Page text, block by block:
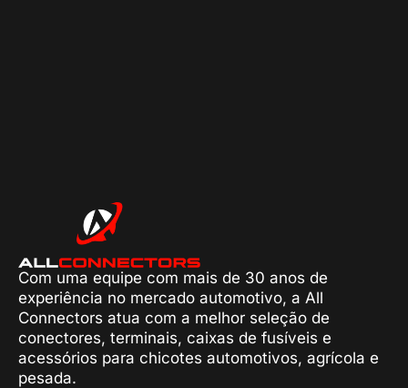
Com uma equipe com mais de 30 anos de
experiência no mercado automotivo, a All
Connectors atua com a melhor seleção de
conectores, terminais, caixas de fusíveis e
acessórios para chicotes automotivos, agrícola e
pesada.